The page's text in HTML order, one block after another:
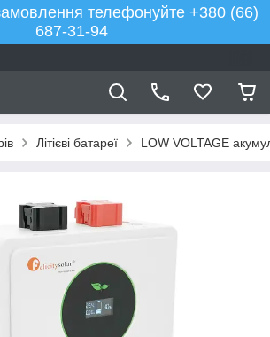
телефонуйте +380 (66)
687-31-94
Літієві батареї LOW VOLTAGE